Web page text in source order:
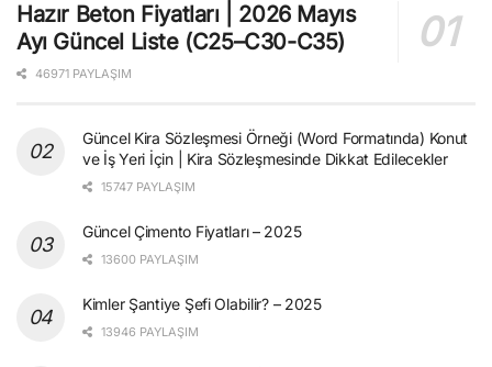
Hazır Beton Fiyatları | 2026 Mayıs
Ayı Güncel Liste (C25–C30-C35)
46971 PAYLAŞIM
Güncel Kira Sözleşmesi Örneği (Word Formatında) Konut
ve İş Yeri İçin | Kira Sözleşmesinde Dikkat Edilecekler
15747 PAYLAŞIM
Güncel Çimento Fiyatları – 2025
13600 PAYLAŞIM
Kimler Şantiye Şefi Olabilir? – 2025
13946 PAYLAŞIM